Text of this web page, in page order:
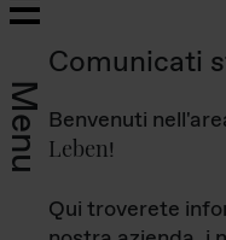
Menu
Comunicati
Benvenuti
Leben!
Qui troverete